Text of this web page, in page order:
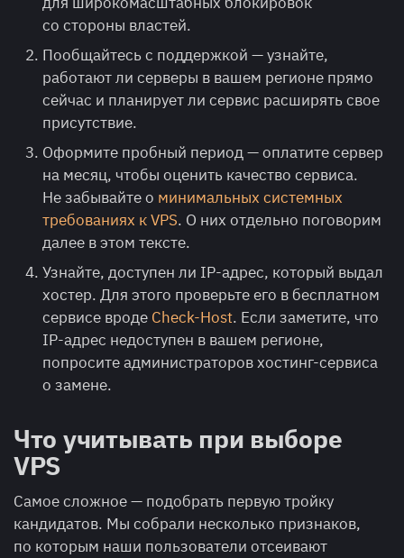
со стороны властей.
Пообщайтесь с поддержкой — узнайте,
работают ли серверы в вашем регионе прямо
сейчас и планирует ли сервис расширять свое
присутствие.
Оформите пробный период — оплатите сервер
на месяц, чтобы оценить качество сервиса.
Не забывайте о минимальных системных
требованиях к VPS. О них отдельно поговорим
далее в этом тексте.
Узнайте, доступен ли IP-адрес, который выдал
хостер. Для этого проверьте его в бесплатном
сервисе вроде Check-Host. Если заметите, что
IP-адрес недоступен в вашем регионе,
попросите администраторов хостинг-сервиса
о замене.
Что учитывать при выборе
VPS
Самое сложное — подобрать первую тройку
кандидатов. Мы собрали несколько признаков,
по которым наши пользователи отсеивают